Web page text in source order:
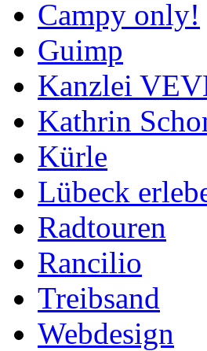
Campy only!
Guimp
Kanzlei
Kathrin
Kürle
Lübeck
Radtouren
Rancilio
Treibsand
Webdesign